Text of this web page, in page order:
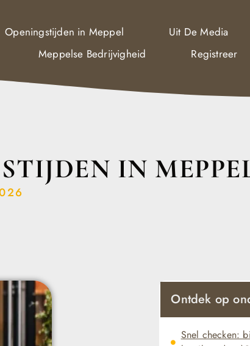
Openingstijden in Meppel
Uit De Media
Meppelse Bedrijvigheid
Registreer
IN
Ontdek op
Snel checken: